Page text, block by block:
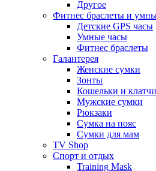
Другое
Фитнес браслеты и
Детские GPS часы
Умные часы
Фитнес браслеты
Галантерея
Женские сумки
Зонты
Кошельки и клатчи
Мужские сумки
Рюкзаки
Сумка на пояс
Сумки для мам
TV Shop
Спорт и отдых
Training Mask